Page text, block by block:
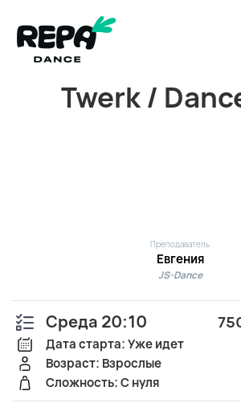
Twerk /
Преподаватель
Евгения
JS-Dance
Среда 20:10
Дата старта: Уже идет
Возраст: Взрослые
Сложность: С нуля